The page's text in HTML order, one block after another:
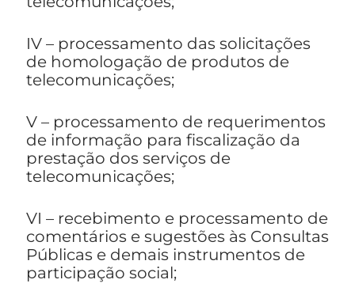
IV – processamento das solicitações
de homologação de produtos de
telecomunicações;
V – processamento de requerimentos
de informação para fiscalização da
prestação dos serviços de
telecomunicações;
VI – recebimento e processamento de
comentários e sugestões às Consultas
Públicas e demais instrumentos de
participação social;